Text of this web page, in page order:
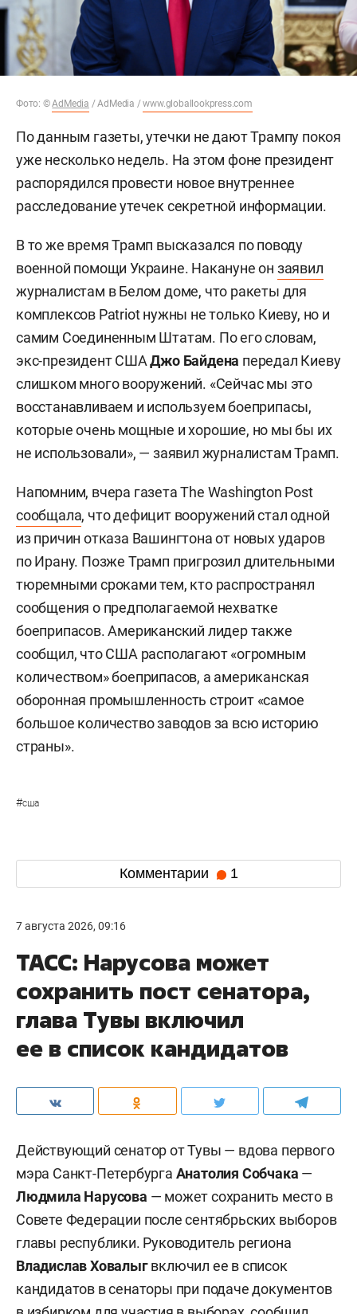
Фото: ©AdMedia / AdMedia /www.globallookpress.com
По данным газеты, утечки не дают Трампу покоя
уже несколько недель. На этом фоне президент
распорядился провести новое внутреннее
расследование утечек секретной информации.
В то же время Трамп высказался по поводу
военной помощи Украине. Накануне он заявил
журналистам в Белом доме, что ракеты для
комплексов Patriot нужны не только Киеву, но и
самим Соединенным Штатам. По его словам,
экс-президент СШАДжо Байдена передал Киеву
слишком много вооружений. «Сейчас мы это
восстанавливаем и используем боеприпасы,
которые очень мощные и хорошие, но мы бы их
не использовали», — заявил журналистам Трамп.
Напомним, вчера газета The Washington Post
сообщала, что дефицит вооружений стал одной
из причин отказа Вашингтона от новых ударов
по Ирану. Позже Трамп пригрозил длительными
тюремными сроками тем, кто распространял
сообщения о предполагаемой нехватке
боеприпасов. Американский лидер также
сообщил, что США располагают «огромным
количеством» боеприпасов, а американская
оборонная промышленность строит «самое
большое количество заводов за всю историю
страны».
#сша
Комментарии 1
7 августа 2026, 09:16
ТАСС: Нарусова может
сохранить пост сенатора,
глава Тувы включил
ее в список кандидатов
Действующий сенатор от Тувы — вдова первого
мэра Санкт-Петербурга Анатолия Собчака —
Людмила Нарусова — может сохранить место в
Совете Федерации после сентябрьских выборов
главы республики. Руководитель региона
Владислав Ховалыгвключил ее в список
кандидатов в сенаторы при подаче документов